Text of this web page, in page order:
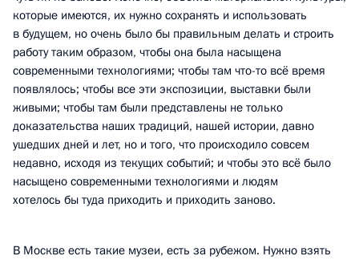
которые имеются, их нужно сохранять и использовать
в будущем, но очень было бы правильным делать и строить
работу таким образом, чтобы она была насыщена
современными технологиями; чтобы там что-то всё время
появлялось; чтобы все эти экспозиции, выставки были
живыми; чтобы там были представлены не только
доказательства наших традиций, нашей истории, давно
ушедших дней и лет, но и того, что происходило совсем
недавно, исходя из текущих событий; и чтобы это всё было
насыщено современными технологиями и людям
хотелось бы туда приходить и приходить заново.
В Москве есть такие музеи, есть за рубежом. Нужно взять